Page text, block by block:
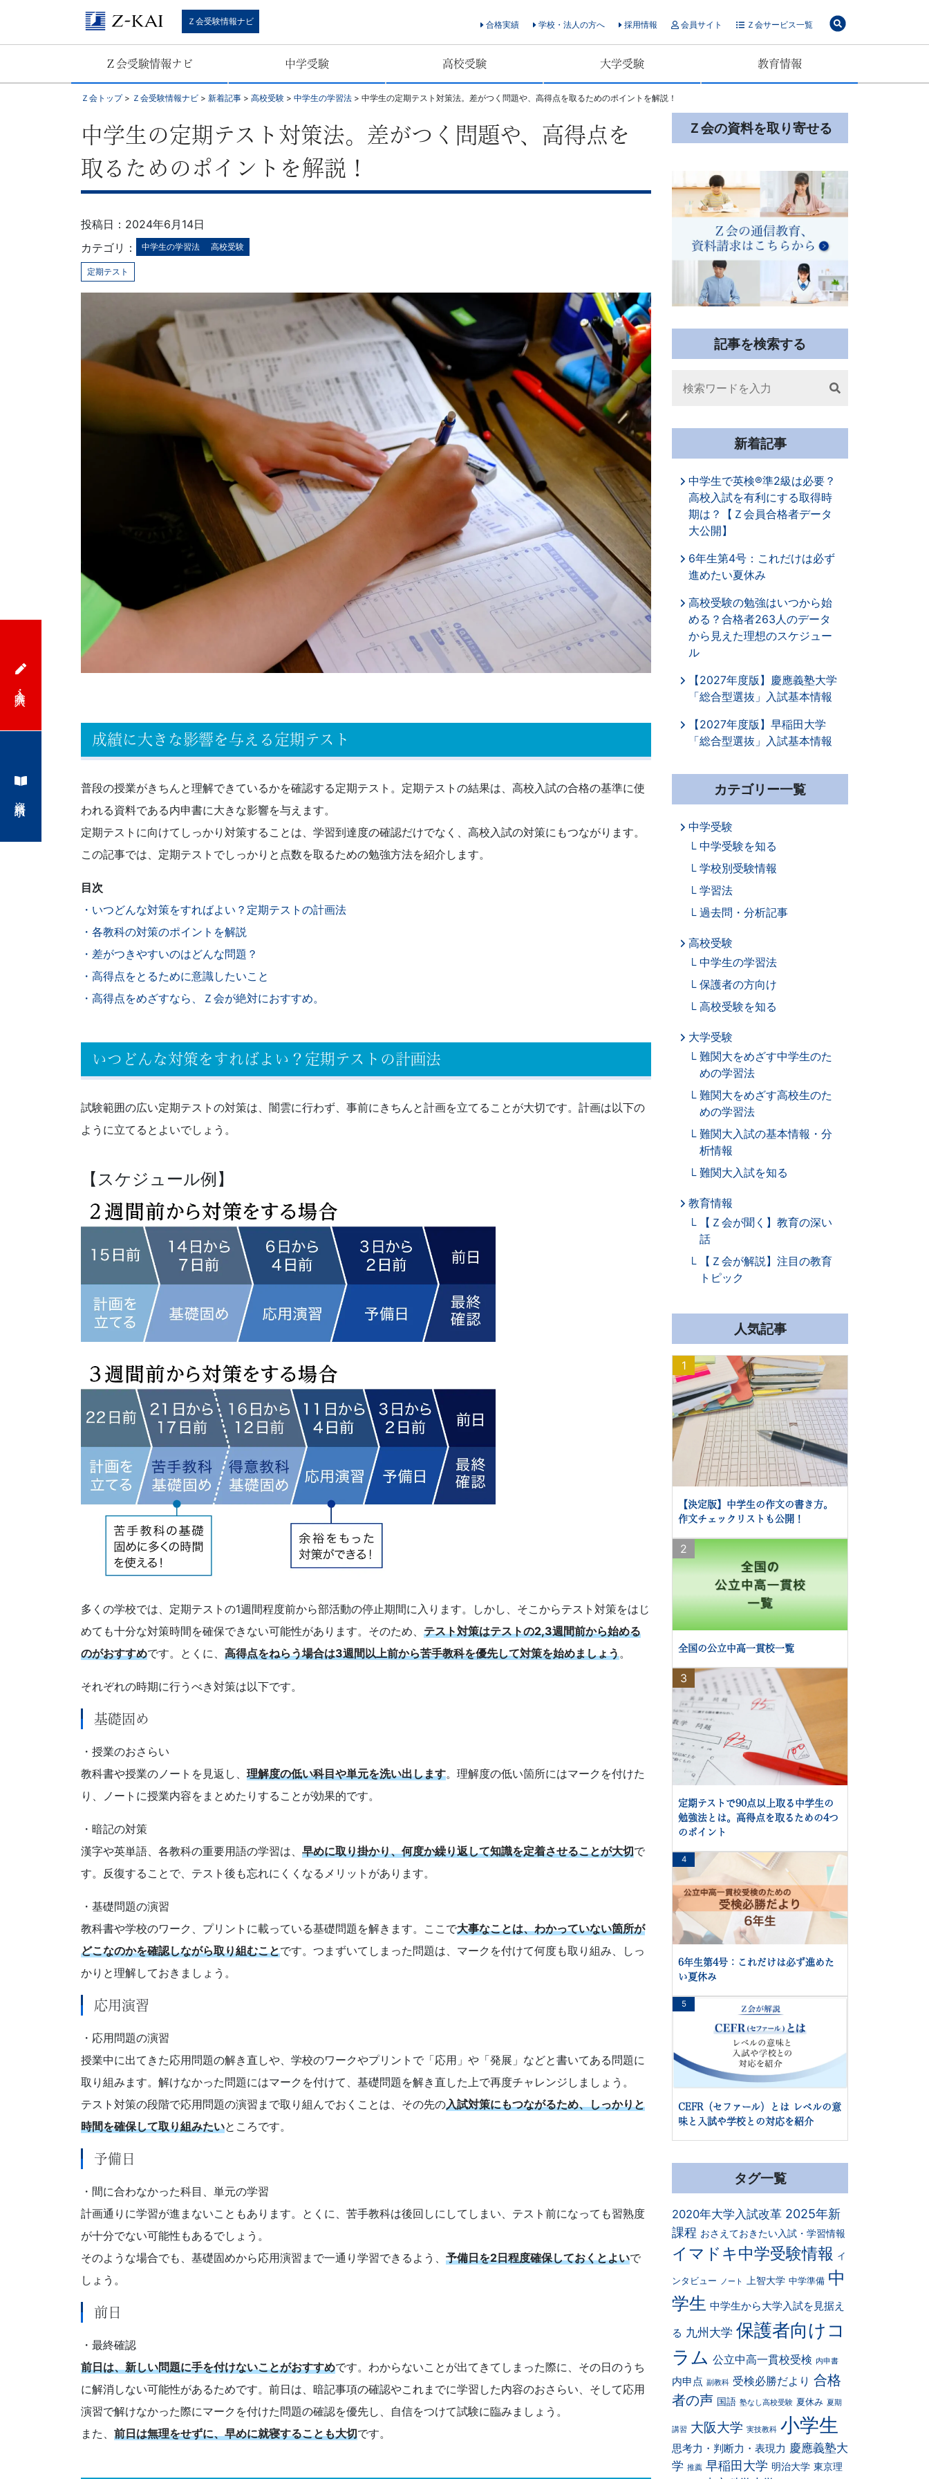
学
受
ら
は
の
報
が
満
Ｚ会受験情報ナビ 合格実績 学校・法人の方へ 採用情報 会員サイト Ｚ会サービス一覧
Ｚ会受験情報ナビ 中学受験 高校受験 大学受験 教育情報
Ｚ会トップ> Ｚ会受験情報ナビ > 新着記事 > 高校受験 > 中学生の学習法 > 中学生の定期テスト対策法。差がつく問題や、高得点を取るためのポイントを解説！
中学生の定期テスト対策法。差がつく問題や、高得点を
取るためのポイントを解説！
投稿日：2024年6月14日
カテゴリ：
中学生の学習法 高校受験
定期テスト
成績に大きな影響を与える定期テスト
普段の授業がきちんと理解できているかを確認する定期テスト。定期テストの結果は、高校入試の合格の基準に使
われる資料である内申書に大きな影響を与えます。
定期テストに向けてしっかり対策することは、学習到達度の確認だけでなく、高校入試の対策にもつながります。
この記事では、定期テストでしっかりと点数を取るための勉強方法を紹介します。
目次
・いつどんな対策をすればよい？定期テストの計画法
・各教科の対策のポイントを解説
・差がつきやすいのはどんな問題？
・高得点をとるために意識したいこと
・高得点をめざすなら、Ｚ会が絶対におすすめ。
いつどんな対策をすればよい？定期テストの計画法
試験範囲の広い定期テストの対策は、闇雲に行わず、事前にきちんと計画を立てることが大切です。計画は以下の
ように立てるとよいでしょう。
【スケジュール例】
多くの学校では、定期テストの1週間程度前から部活動の停止期間に入ります。しかし、そこからテスト対策をはじ
めても十分な対策時間を確保できない可能性があります。そのため、 テスト対策はテストの2,3週間前から始める
のがおすすめです。とくに、 高得点をねらう場合は3週間以上前から苦手教科を優先して対策を始めましょう。
それぞれの時期に行うべき対策は以下です。
基礎固め
・授業のおさらい
教科書や授業のノートを見返し、 理解度の低い科目や単元を洗い出します。理解度の低い箇所にはマークを付けた
り、ノートに授業内容をまとめたりすることが効果的です。
・暗記の対策
漢字や英単語、各教科の重要用語の学習は、 早めに取り掛かり、何度か繰り返して知識を定着させることが大切で
す。反復することで、テスト後も忘れにくくなるメリットがあります。
・基礎問題の演習
教科書や学校のワーク、プリントに載っている基礎問題を解きます。ここで大事なことは、わかっていない箇所が
どこなのかを確認しながら取り組むことです。つまずいてしまった問題は、マークを付けて何度も取り組み、しっ
かりと理解しておきましょう。
応用演習
・応用問題の演習
授業中に出てきた応用問題の解き直しや、学校のワークやプリントで「応用」や「発展」などと書いてある問題に
取り組みます。解けなかった問題にはマークを付けて、基礎問題を解き直した上で再度チャレンジしましょう。
テスト対策の段階で応用問題の演習まで取り組んでおくことは、その先の入試対策にもつながるため、しっかりと
時間を確保して取り組みたいところです。
予備日
・間に合わなかった科目、単元の学習
計画通りに学習が進まないこともあります。とくに、苦手教科は後回しにしてしまい、テスト前になっても習熟度
が十分でない可能性もあるでしょう。
そのような場合でも、基礎固めから応用演習まで一通り学習できるよう、 予備日を2日程度確保しておくとよいで
しょう。
前日
・最終確認
前日は、新しい問題に手を付けないことがおすすめです。わからないことが出てきてしまった際に、その日のうち
に解消しない可能性があるためです。前日は、暗記事項の確認やこれまでに学習した内容のおさらい、そして応用
演習で解けなかった際にマークを付けた問題の確認を優先し、自信をつけて試験に臨みましょう。
また、 前日は無理をせずに、早めに就寝することも大切です。
Ｚ会の資料を取り寄せる
記事を検索する
Search
新着記事
中学生で英検®準2級は必要？
高校入試を有利にする取得時
期は？【Ｚ会員合格者データ
大公開】
6年生第4号：これだけは必ず
進めたい夏休み
高校受験の勉強はいつから始
める？合格者263人のデータ
から見えた理想のスケジュー
ル
【2027年度版】慶應義塾大学
「総合型選抜」入試基本情報
【2027年度版】早稲田大学
「総合型選抜」入試基本情報
カテゴリー一覧
中学受験
中学受験を知る
学校別受験情報
学習法
過去問・分析記事
高校受験
中学生の学習法
保護者の方向け
高校受験を知る
大学受験
難関大をめざす中学生のた
めの学習法
難関大をめざす高校生のた
めの学習法
難関大入試の基本情報・分
析情報
難関大入試を知る
教育情報
【Ｚ会が聞く】教育の深い
話
【Ｚ会が解説】注目の教育
トピック
人気記事
1
【決定版】中学生の作文の書き方。
作文チェックリストも公開！
2
全国の公立中高一貫校一覧
3
定期テストで90点以上取る中学生の
勉強法とは。高得点を取るための4つ
のポイント
4
6年生第4号：これだけは必ず進めた
い夏休み
5
CEFR（セファール）とは レベルの意
味と入試や学校との対応を紹介
タグ一覧
2020年大学入試改革 2025年新
課程 おさえておきたい入試・学習情報
イマドキ中学受験情報 イ
ンタビュー ノート 上智大学 中学準備 中
学生 中学生から大学入試を見据え
る 九州大学 保護者向けコ
ラム 公立中高一貫校受検 内申書
内申点 副教科 受検必勝だより 合格
者の声 国語 塾なし高校受験 夏休み 夏期
講習 大阪大学 実技教科 小学生
思考力・判断力・表現力 慶應義塾大
学 推薦 早稲田大学 明治大学 東京理